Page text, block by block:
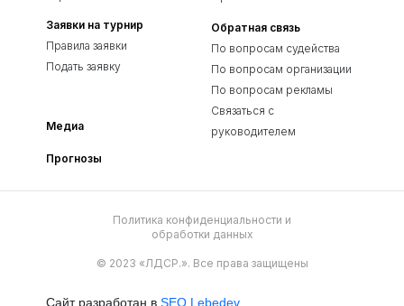
Заявки на турнир
Правила заявки
Подать заявку
Медиа
Прогнозы
Обратная связь
По вопросам судейства
По вопросам организации
По вопросам рекламы
Связаться с
руководителем
Политика конфиденциальности и
обработки данных
© 2023 «ЛДСР.». Все права защищены
Сайт разработан в SEO Lebedev